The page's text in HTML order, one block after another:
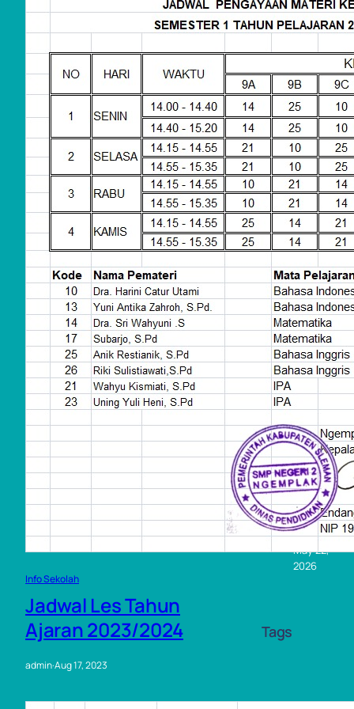
Info Sekolah
Jadwal Les Tahun
Ajaran 2023/2024
admin·Aug 17, 2023
raan
Tenis
Meja
Peng
da
PTMS
I DIY
July 27,
2026
LATIH
AN
HIDU
P
DENG
AN
ATUR
AN
SEKO
LAH
July 26,
2026
Infor
masi
Jukni
s –
SPMB
2026-
2027
May 22,
2026
Tags